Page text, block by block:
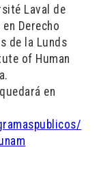
Laval de
Derecho
de la Lunds
of Human
en